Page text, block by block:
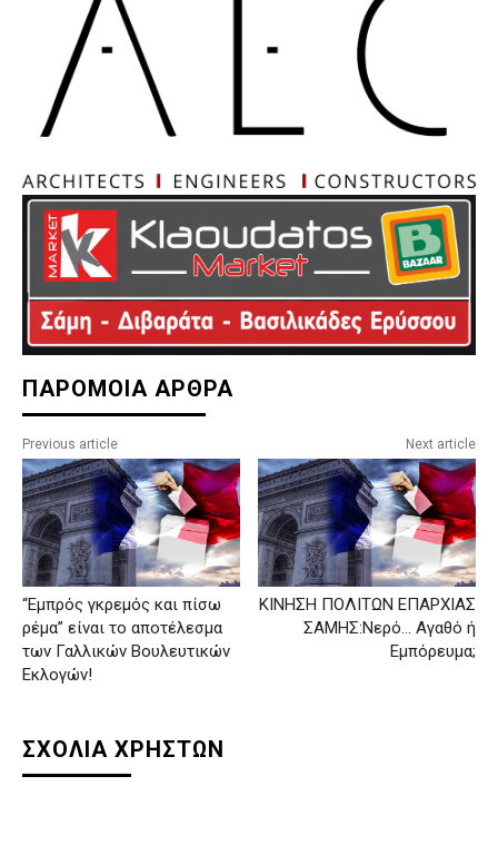
ΠΑΡΟΜΟΙΑ ΑΡΘΡΑ
Previous article
“Εμπρός γκρεμός και πίσω
ρέμα” είναι το αποτέλεσμα
των Γαλλικών Βουλευτικών
Εκλογών!
Next article
ΚΙΝΗΣΗ ΠΟΛΙΤΩΝ ΕΠΑΡΧΙΑΣ
ΣΑΜΗΣ:Νερό… Αγαθό ή
Εμπόρευμα;
ΣΧΟΛΙΑ ΧΡΗΣΤΩΝ